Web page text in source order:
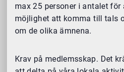
max 25 personer i antalet för
möjlighet att komma till tals
om de olika ämnena.
Krav på medlemsskap. Det